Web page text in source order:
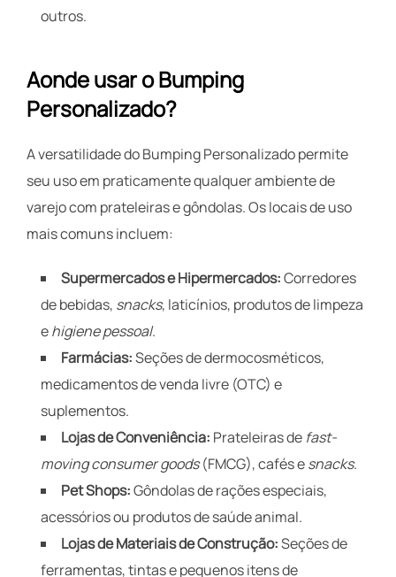
outros.
Aonde usar o Bumping
Personalizado?
A versatilidade do Bumping Personalizado permite
seu uso em praticamente qualquer ambiente de
varejo com prateleiras e gôndolas. Os locais de uso
mais comuns incluem:
Supermercados e Hipermercados:Corredores
de bebidas, snacks, laticínios, produtos de limpeza
ehigiene pessoal.
Farmácias:Seções de dermocosméticos,
medicamentos de venda livre (OTC) e
suplementos.
Lojas de Conveniência: Prateleiras de fast-
moving consumer goods(FMCG), cafés esnacks.
Pet Shops:Gôndolas de rações especiais,
acessórios ou produtos de saúde animal.
Lojas de Materiais de Construção:Seções de
ferramentas, tintas e pequenos itens de